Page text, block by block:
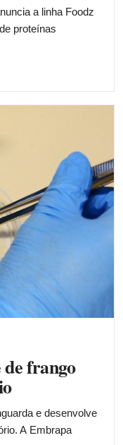
a linha Foodz
proteínas
de frango
e desenvolve
A Embrapa